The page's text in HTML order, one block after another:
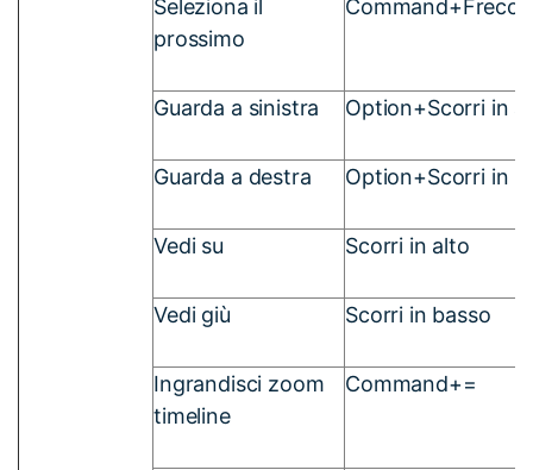
Seleziona il
prossimo
Guarda a sinistra Option+Scorri in
Guarda a destra Option+Scorri in
Vedi su Scorri in alto
Vedi giù Scorri in basso
Ingrandisci zoom
timeline
Command+=